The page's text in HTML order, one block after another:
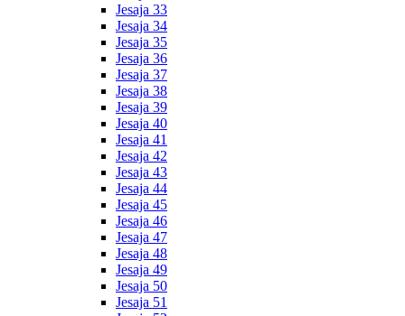
Jesaja 33
Jesaja 34
Jesaja 35
Jesaja 36
Jesaja 37
Jesaja 38
Jesaja 39
Jesaja 40
Jesaja 41
Jesaja 42
Jesaja 43
Jesaja 44
Jesaja 45
Jesaja 46
Jesaja 47
Jesaja 48
Jesaja 49
Jesaja 50
Jesaja 51